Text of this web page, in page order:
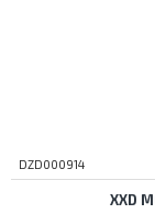
DZD000914
XXD